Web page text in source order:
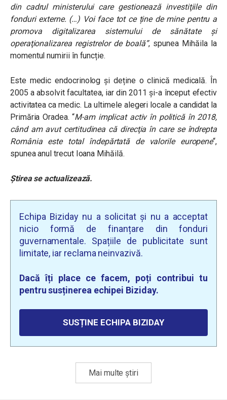
din cadrul ministerului care gestionează investiţiile din
fonduri externe. (…) Voi face tot ce ține de mine pentru a
promova digitalizarea sistemului de sănătate și
operaţionalizarea registrelor de boală”, spunea Mihăila la
momentul numirii în funcție.
Este medic endocrinolog și deține o clinică medicală. În
2005 a absolvit facultatea, iar din 2011 și-a început efectiv
activitatea ca medic. La ultimele alegeri locale a candidat la
Primăria Oradea. “M-am implicat activ în politică în 2018,
când am avut certitudinea că direcţia în care se îndrepta
România este total îndepărtată de valorile europene“,
spunea anul trecut Ioana Mihăilă.
Știrea se actualizează.
Echipa Biziday nu a solicitat și nu a acceptat
nicio formă de finanțare din fonduri
guvernamentale. Spațiile de publicitate sunt
limitate, iar reclama neinvazivă.
Dacă îți place ce facem, poți contribui tu
pentru susținerea echipei Biziday.
SUSȚINE ECHIPA BIZIDAY
Mai multe știri